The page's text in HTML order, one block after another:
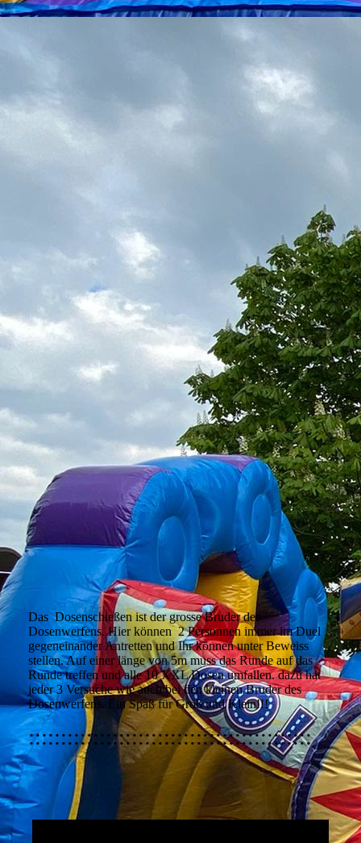
Das Dosenschießen ist der grosse Bruder des
Dosenwerfens. Hier können 2 Personnen immer im Duel
gegeneinander Antretten und Ihr können unter Beweiss
stellen. Auf einer länge von 5m muss das Runde auf das
Runde treffen und alle 10 XXL Dosen umfallen. dazu hat
jeder 3 Versuche wie auch bei den kleinen Bruder des
Dosenwerfens. Ein Spaß für Groß und Klein!!!
::::::::::::::::::::::::::::::::::::::::::::